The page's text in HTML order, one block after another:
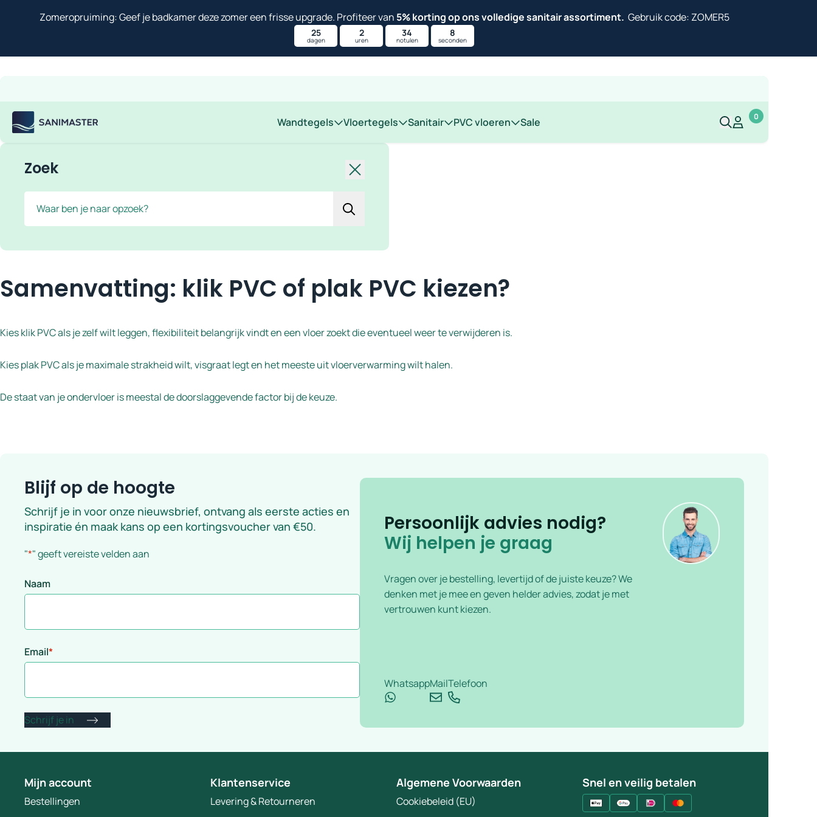
Zomeropruiming: Geef je badkamer deze zomer een frisse upgrade. Profiteer van 5% korting op ons volledige sanitair assortiment. Gebruik code: ZOMER5
25
dagen
2
uren
34
notulen
7
seconden
Sanimaster Wandtegels Vloertegels Sanitair PVC vloeren Sale Mijn account
Mijn account
0
Zoek Sluiten
Samenvatting: klik PVC of plak PVC kiezen?
Kies klik PVC als je zelf wilt leggen, flexibiliteit belangrijk vindt en een vloer zoekt die eventueel weer te verwijderen is.
Kies plak PVC als je maximale strakheid wilt, visgraat legt en het meeste uit vloerverwarming wilt halen.
De staat van je ondervloer is meestal de doorslaggevende factor bij de keuze.
Blijf op de hoogte
Schrijf je in voor onze nieuwsbrief, ontvang als eerste acties en
inspiratie én maak kans op een kortingsvoucher van €50.
"*" geeft vereiste velden aan
Naam
Email*
Persoonlijk advies nodig?
Wij helpen je graag
Vragen over je bestelling, levertijd of de juiste keuze? We
denken met je mee en geven helder advies, zodat je met
vertrouwen kunt kiezen.
WhatsappMailTelefoon
Mijn account
Bestellingen
Klantenservice
Levering & Retourneren
Algemene Voorwaarden
Cookiebeleid (EU)
Snel en veilig betalen